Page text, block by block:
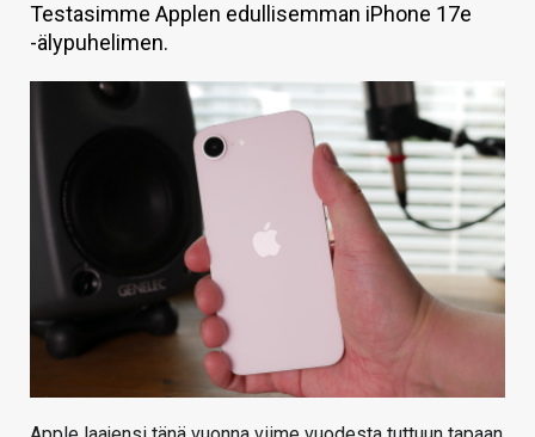
TIETOA
HINTA.FI
VAIHDA TEEMA
HAKU
Testasimme Applen edullisemman iPhone 17e
-älypuhelimen.